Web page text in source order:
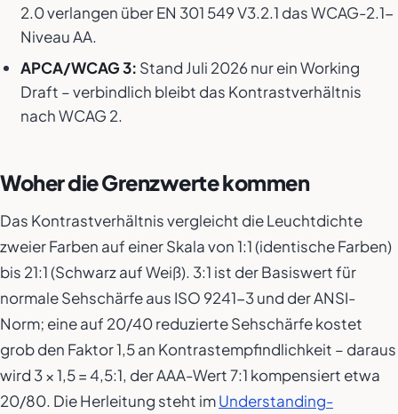
2.0 verlangen über EN 301 549 V3.2.1 das WCAG-2.1-
Niveau AA.
APCA/WCAG 3: Stand Juli 2026 nur ein Working
Draft – verbindlich bleibt das Kontrastverhältnis
nach WCAG 2.
Woher die Grenzwerte kommen
Das Kontrastverhältnis vergleicht die Leuchtdichte
zweier Farben auf einer Skala von 1:1 (identische Farben)
bis 21:1 (Schwarz auf Weiß). 3:1 ist der Basiswert für
normale Sehschärfe aus ISO 9241-3 und der ANSI-
Norm; eine auf 20/40 reduzierte Sehschärfe kostet
grob den Faktor 1,5 an Kontrastempfindlichkeit – daraus
wird 3 × 1,5 = 4,5:1, der AAA-Wert 7:1 kompensiert etwa
20/80. Die Herleitung steht imUnderstanding-